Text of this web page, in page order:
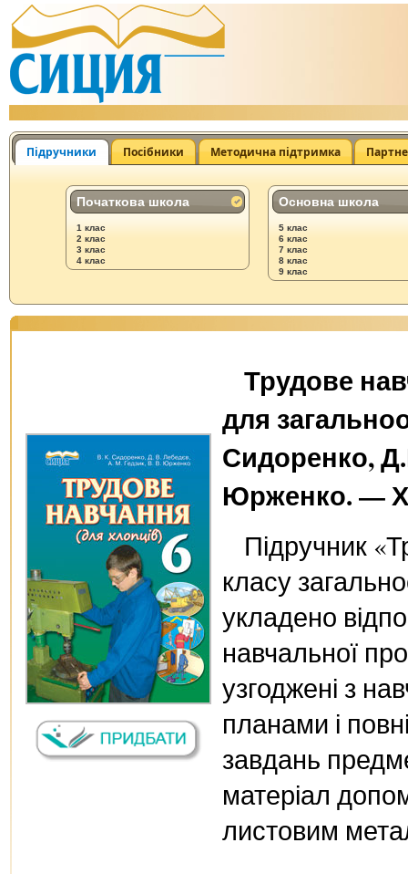
Підручники Посібники Методична підтримка
Початкова школа
1 клас
2 клас
3 клас
4 клас
Основна школа
5 клас
6 клас
7 клас
8 клас
9 клас
Трудове
для
Сидоренко,
Юрженко. —
Підручник
класу
укладено
навчальної
узгоджені з
планами і
завдань
матеріал
листовим